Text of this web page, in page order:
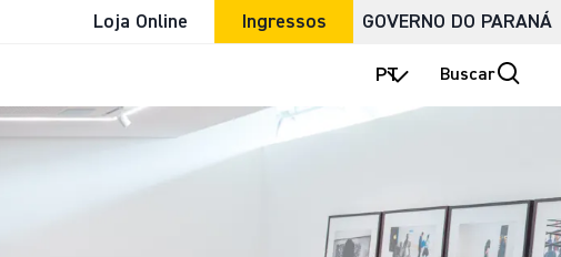
Loja Online Ingressos GOVERNO DO PARANÁ
PT Buscar